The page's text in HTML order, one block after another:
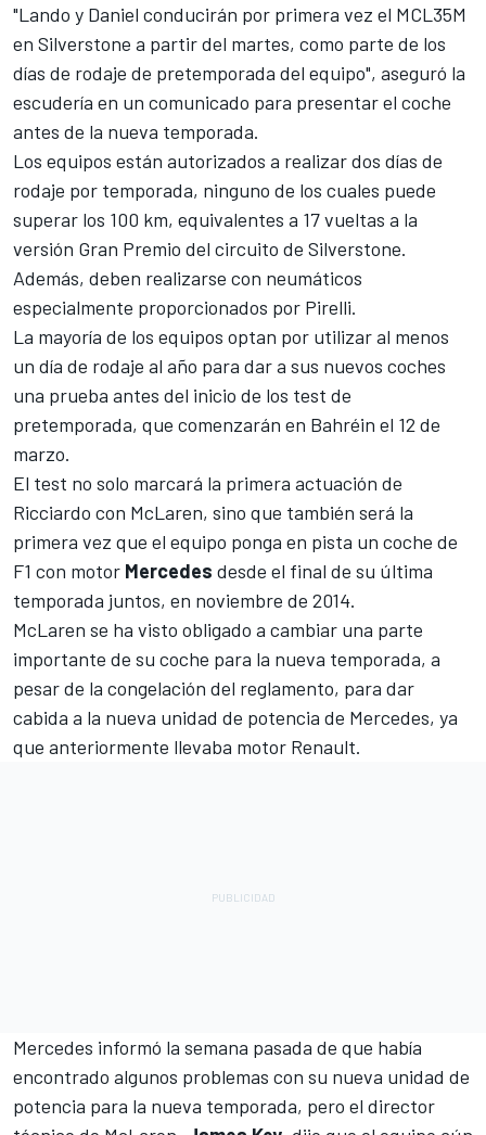
"Lando y Daniel conducirán por primera vez el MCL35M
en Silverstone a partir del martes, como parte de los
días de rodaje de pretemporada del equipo", aseguró la
escudería en un comunicado para presentar el coche
antes de la nueva temporada.
Los equipos están autorizados a realizar dos días de
rodaje por temporada, ninguno de los cuales puede
superar los 100 km, equivalentes a 17 vueltas a la
versión Gran Premio del circuito de Silverstone.
Además, deben realizarse con neumáticos
especialmente proporcionados por Pirelli.
La mayoría de los equipos optan por utilizar al menos
un día de rodaje al año para dar a sus nuevos coches
una prueba antes del inicio de los test de
pretemporada, que comenzarán en Bahréin el 12 de
marzo.
El test no solo marcará la primera actuación de
Ricciardo con McLaren, sino que también será la
primera vez que el equipo ponga en pista un coche de
F1 con motor Mercedes desde el final de su última
temporada juntos, en noviembre de 2014.
McLaren se ha visto obligado a cambiar una parte
importante de su coche para la nueva temporada, a
pesar de la congelación del reglamento, para dar
cabida a la nueva unidad de potencia de Mercedes, ya
que anteriormente llevaba motor Renault.
Mercedes informó la semana pasada de que había
encontrado algunos problemas con su nueva unidad de
potencia para la nueva temporada, pero el director